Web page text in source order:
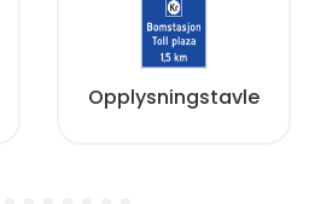
Opplysningstavle